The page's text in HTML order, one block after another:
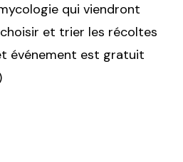
qui viendront
et trier les récoltes
événement est gratuit